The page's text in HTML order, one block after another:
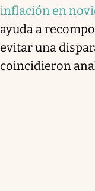
inflación en
ayuda a
evitar una
coincidieron